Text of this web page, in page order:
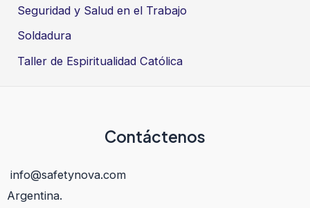
Seguridad y Salud en el Trabajo
Soldadura
Taller de Espiritualidad Católica
Contáctenos
info@safetynova.com
Argentina.